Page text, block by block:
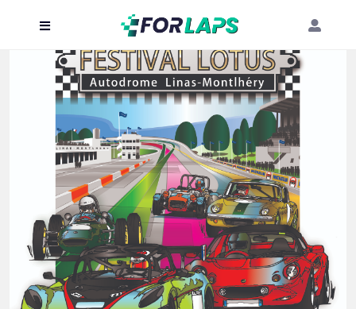
Événements
Localisation
Organisateur